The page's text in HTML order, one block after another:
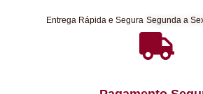
Entrega Rápida e Segura Segunda a